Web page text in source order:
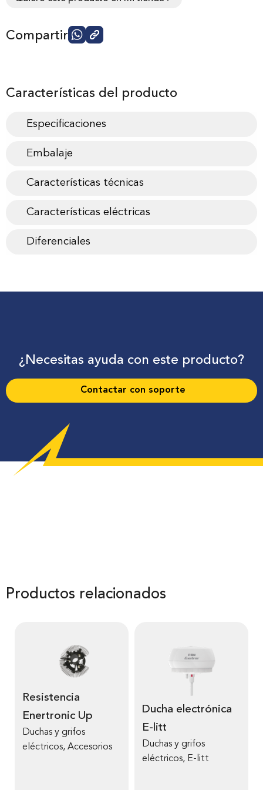
Compartir
Características del producto
Especificaciones
Embalaje
Características técnicas
Características eléctricas
Diferenciales
¿Necesitas ayuda con este producto?
Contactar con soporte
Productos relacionados
Resistencia
Enertronic Up
Duchas y grifos
eléctricos, Accesorios
Ducha electrónica
E-litt
Duchas y grifos
eléctricos, E-litt